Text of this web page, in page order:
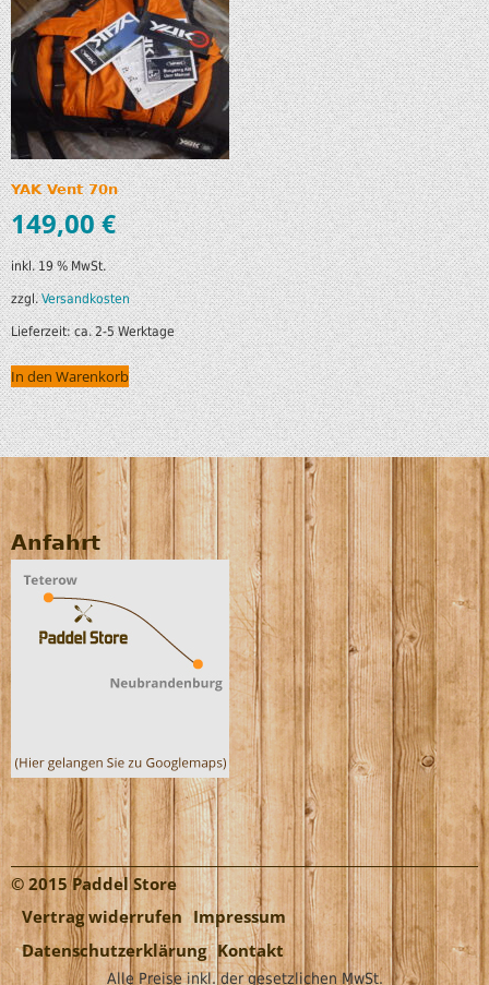
YAK Vent 70n
149,00€
inkl. 19 % MwSt.
zzgl.Versandkosten
Lieferzeit:ca. 2-5 Werktage
In den Warenkorb
Anfahrt
© 2015 Paddel Store
Vertrag widerrufen Impressum
Datenschutzerklärung Kontakt
Alle Preise inkl. der gesetzlichen MwSt.